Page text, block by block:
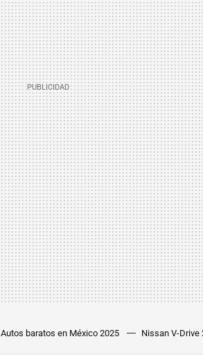
Autos baratos en México 2025 Nissan V-Drive